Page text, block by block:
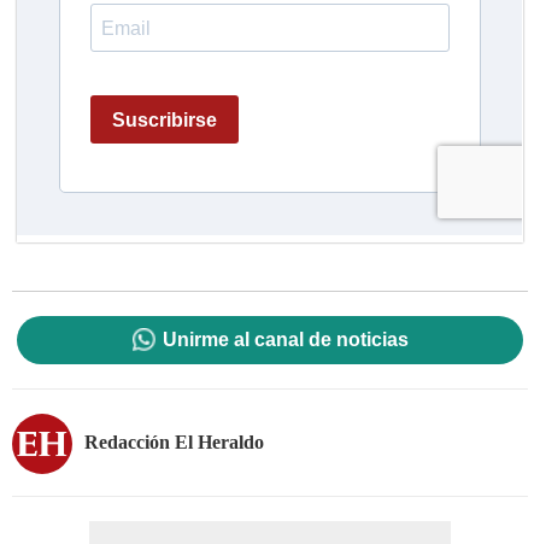
Unirme al canal de noticias
Redacción El Heraldo